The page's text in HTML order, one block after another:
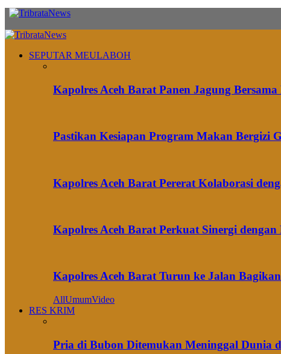
SEPUTAR MEULABOH
Kapolres Aceh Barat Panen Jagung
Pastikan Kesiapan Program Makan Bergizi
Kapolres Aceh Barat Pererat Kolaborasi
Kapolres Aceh Barat Perkuat Sinergi
Kapolres Aceh Barat Turun ke Jalan
AllUmumVideo
RES KRIM
Pria di Bubon Ditemukan Meninggal Dunia